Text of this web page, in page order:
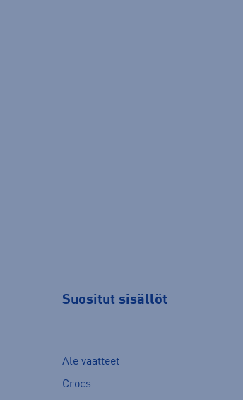
Suositut sisällöt
Ale vaatteet
Crocs